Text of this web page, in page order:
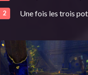
Une fois les trois